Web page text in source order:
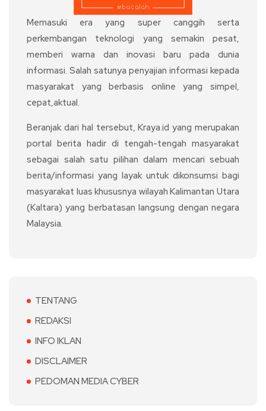
Memasuki era yang super canggih serta
perkembangan teknologi yang semakin pesat,
memberi warna dan inovasi baru pada dunia
informasi. Salah satunya penyajian informasi kepada
masyarakat yang berbasis online yang simpel,
cepat,aktual.
Beranjak dari hal tersebut, Kraya.id yang merupakan
portal berita hadir di tengah-tengah masyarakat
sebagai salah satu pilihan dalam mencari sebuah
berita/informasi yang layak untuk dikonsumsi bagi
masyarakat luas khususnya wilayah Kalimantan Utara
(Kaltara) yang berbatasan langsung dengan negara
Malaysia.
TENTANG
REDAKSI
INFO IKLAN
DISCLAIMER
PEDOMAN MEDIA CYBER